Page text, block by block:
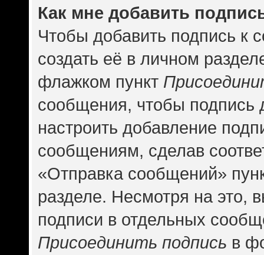
Как мне добавить
Чтобы добавить подпись
создать её в личном
флажком пункт
сообщения, чтобы подпись
настроить добавление
сообщениям, сделав
«Отправка сообщений»
разделе. Несмотря на это,
подписи в отдельных
Присоединить подпись в